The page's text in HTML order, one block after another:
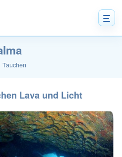
Tauchen
Lava und Licht